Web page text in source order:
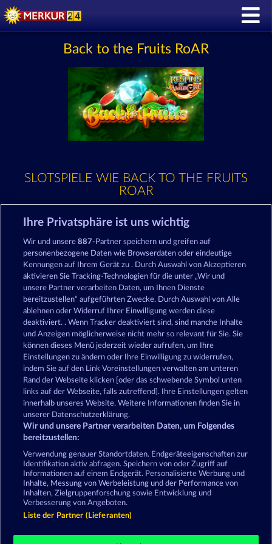
Back to the Fruits RoAR
SLOTSPIELE WIE BACK TO THE FRUITS
ROAR
Wild Rubies Explodiac RHFP
Mallorca Wilds 40 Sevens
AGB Datenschutz Impressum
Unternehmensseite FAQ Facebook
Widerruf einreichen
Ihre Privatsphäre ist uns wichtig
Wir und unsere887-Partner speichern und greifen auf
personenbezogene Daten wie Browserdaten oder eindeutige
Kennungen auf Ihrem Gerät zu . Durch Auswahl von Akzeptieren
aktivieren Sie Tracking-Technologien für die unter „Wir und
unsere Partner verarbeiten Daten, um Ihnen Dienste
bereitzustellen“ aufgeführten Zwecke. Durch Auswahl von Alle
ablehnen oder Widerruf Ihrer Einwilligung werden diese
deaktiviert. . Wenn Tracker deaktiviert sind, sind manche Inhalte
und Anzeigen möglicherweise nicht mehr so ​​relevant für Sie. Sie
können dieses Menü jederzeit wieder aufrufen, um Ihre
Einstellungen zu ändern oder Ihre Einwilligung zu widerrufen,
indem Sie auf den Link Voreinstellungen verwalten am unteren
Rand der Webseite klicken [oder das schwebende Symbol unten
links auf der Webseite, falls zutreffend]. Ihre Einstellungen gelten
innerhalb unseres Website. Weitere Informationen finden Sie in
unserer Datenschutzerklärung.
Wir und unsere Partner verarbeiten Daten, um Folgendes
bereitzustellen:
Verwendung genauer Standortdaten. Endgeräteeigenschaften zur
Identifikation aktiv abfragen. Speichern von oder Zugriff auf
Informationen auf einem Endgerät. Personalisierte Werbung und
Inhalte, Messung von Werbeleistung und der Performance von
Inhalten, Zielgruppenforschung sowie Entwicklung und
Verbesserung von Angeboten.
Liste der Partner (Lieferanten)